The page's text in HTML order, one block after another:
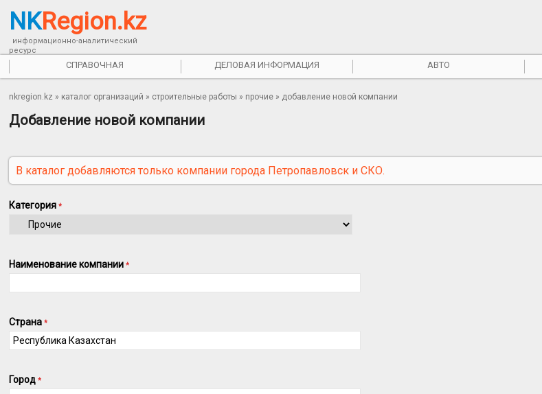
NKRegion.kz
информационно-аналитический
ресурс
СПРАВОЧНАЯ ДЕЛОВАЯ ИНФОРМАЦИЯ АВТО
nkregion.kz » каталог организаций » строительные работы » прочие » добавление новой компании
Добавление новой компании
В каталог добавляются только компании города Петропавловск и СКО.
Категория*
Наименование компании*
Страна*
Город*